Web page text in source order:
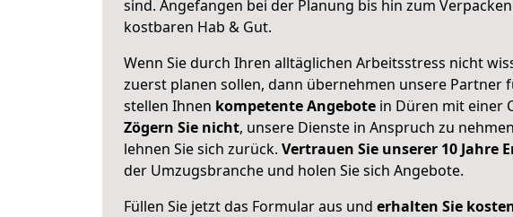
sind. Angefangen bei der Planung bis hin zum
kostbaren Hab & Gut.
Wenn Sie durch Ihren alltäglichen Arbeitsstress nicht
zuerst planen sollen, dann übernehmen unsere Partner
stellen Ihnen kompetente Angebote in Düren mit einer
Zögern Sie nicht, unsere Dienste in Anspruch zu
lehnen Sie sich zurück. Vertrauen Sie unserer 10 Jahre
der Umzugsbranche und holen Sie sich Angebote.
Füllen Sie jetzt das Formular aus und erhalten Sie